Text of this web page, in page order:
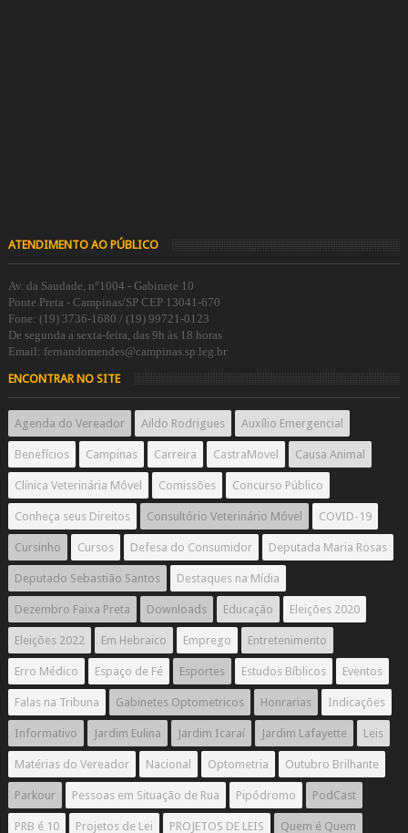
ATENDIMENTO AO PÚBLICO
Av. da Saudade, n°1004 - Gabinete 10
Ponte Preta - Campinas/SP CEP 13041-670
Fone: (19) 3736-1680 / (19) 99721-0123
De segunda a sexta-feira, das 9h às 18 horas
Email: fernandomendes@campinas.sp.leg.br
ENCONTRAR NO SITE
Agenda do Vereador Aildo Rodrigues Auxílio Emergencial
Benefícios Campinas Carreira CastraMovel Causa Animal
Clínica Veterinária Móvel Comissões Concurso Público
Conheça seus Direitos Consultório Veterinário Móvel COVID-19
Cursinho Cursos Defesa do Consumidor Deputada Maria Rosas
Deputado Sebastião Santos Destaques na Mídia
Dezembro Faixa Preta Downloads Educação Eleições 2020
Eleições 2022 Em Hebraico Emprego Entretenimento
Erro Médico Espaço de Fé Esportes Estudos Bíblicos Eventos
Falas na Tribuna Gabinetes Optometricos Honrarias Indicações
Informativo Jardim Eulina Jardim Icaraí Jardim Lafayette Leis
Matérias do Vereador Nacional Optometria Outubro Brilhante
Parkour Pessoas em Situação de Rua Pipódromo PodCast
PRB é 10 Projetos de Lei PROJETOS DE LEIS Quem é Quem